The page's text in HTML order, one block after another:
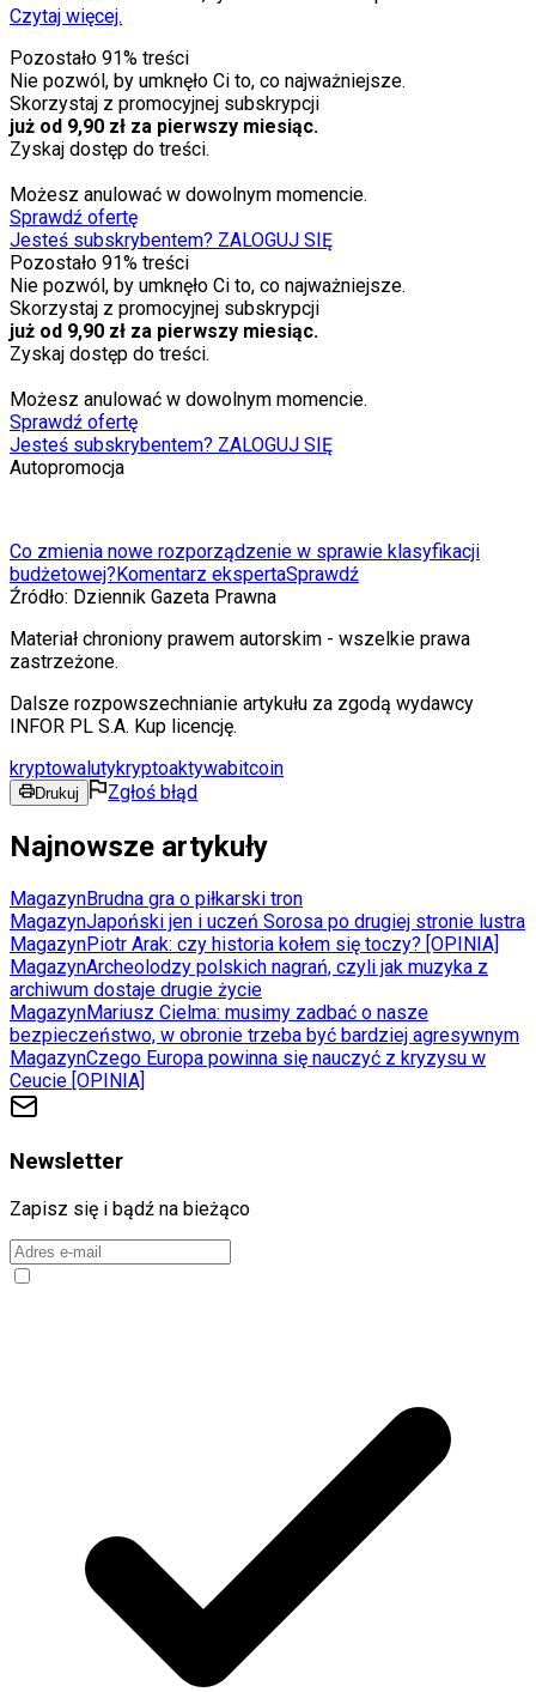
Czytaj więcej.
Pozostało 91% treści
Nie pozwól, by umknęło Ci to, co najważniejsze.
Skorzystaj z promocyjnej subskrypcji
już od 9,90 zł za pierwszy miesiąc.
Zyskaj dostęp do treści.
Możesz anulować w dowolnym momencie.
Sprawdź ofertę
Jesteś subskrybentem? ZALOGUJ SIĘ
Pozostało 91% treści
Nie pozwól, by umknęło Ci to, co najważniejsze.
Skorzystaj z promocyjnej subskrypcji
już od 9,90 zł za pierwszy miesiąc.
Zyskaj dostęp do treści.
Możesz anulować w dowolnym momencie.
Sprawdź ofertę
Jesteś subskrybentem? ZALOGUJ SIĘ
Autopromocja
Co zmienia nowe rozporządzenie w sprawie klasyfikacji
budżetowej?Komentarz ekspertaSprawdź
Źródło: Dziennik Gazeta Prawna
Materiał chroniony prawem autorskim - wszelkie prawa
zastrzeżone.
Dalsze rozpowszechnianie artykułu za zgodą wydawcy
INFOR PL S.A. Kup licencję.
kryptowalutykryptoaktywabitcoin
Drukuj Zgłoś błąd
Najnowsze artykuły
MagazynBrudna gra o piłkarski tron
MagazynJapoński jen i uczeń Sorosa po drugiej stronie lustra
MagazynPiotr Arak: czy historia kołem się toczy? [OPINIA]
MagazynArcheolodzy polskich nagrań, czyli jak muzyka z
archiwum dostaje drugie życie
MagazynMariusz Cielma: musimy zadbać o nasze
bezpieczeństwo, w obronie trzeba być bardziej agresywnym
MagazynCzego Europa powinna się nauczyć z kryzysu w
Ceucie [OPINIA]
Newsletter
Zapisz się i bądź na bieżąco